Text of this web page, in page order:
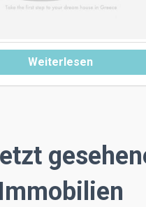
Weiterlesen
Immobilien